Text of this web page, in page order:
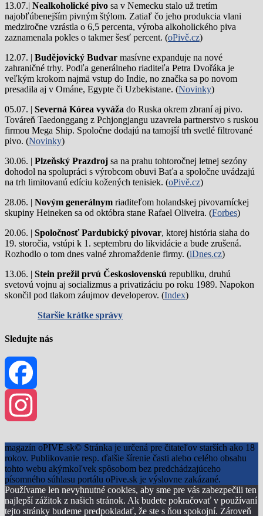
13.07.| Nealkoholické pivo sa v Nemecku stalo už tretím
najobľúbenejším pivným štýlom. Zatiaľ čo jeho produkcia vlani
medziročne vzrástla o 6,5 percenta, výroba alkoholického piva
zaznamenala pokles o takmer šesť percent. (oPivě.cz)
12.07. | Budějovický Budvar masívne expanduje na nové
zahraničné trhy. Podľa generálneho riaditeľa Petra Dvořáka je
veľkým krokom najmä vstup do Indie, no značka sa po novom
presadila aj v Ománe, Egypte či Uzbekistane. (Novinky)
05.07. | Severná Kórea vyváža do Ruska okrem zbraní aj pivo.
Továreň Taedonggang z Pchjongjangu uzavrela partnerstvo s ruskou
firmou Mega Ship. Spoločne dodajú na tamojší trh svetlé filtrované
pivo. (Novinky)
30.06. | Plzeňský Prazdroj sa na prahu tohtoročnej letnej sezóny
dohodol na spolupráci s výrobcom obuvi Baťa a spoločne uvádzajú
na trh limitovanú edíciu kožených tenisiek. (oPivě.cz)
28.06. | Novým generálnym riaditeľom holandskej pivovarníckej
skupiny Heineken sa od októbra stane Rafael Oliveira. (Forbes)
20.06. | Spoločnosť Pardubický pivovar, ktorej história siaha do
19. storočia, vstúpi k 1. septembru do likvidácie a bude zrušená.
Rozhodlo o tom dnes valné zhromaždenie firmy. (iDnes.cz)
13.06. | Stein prežil prvú Československú republiku, druhú
svetovú vojnu aj socializmus a privatizáciu po roku 1989. Napokon
skončil pod tlakom záujmov developerov. (Index)
Staršie krátke správy
Sledujte nás
Facebook
magazín oPIVE.sk© Stránka je určená pre čitateľov starších ako 18
rokov. Publikovanie resp. ďalšie šírenie časti alebo celého obsahu
tohto webu akýmkoľvek spôsobom bez predchádzajúceho
písomného súhlasu portálu oPive.sk je výslovne zakázané.
Používame len nevyhnutné cookies, aby sme pre vás zabezpečili ten
najlepší zážitok z našich stránok. Ak budete pokračovať v používaní
tejto stránky budeme predpokladať, že ste s ňou spokojní. Zároveň